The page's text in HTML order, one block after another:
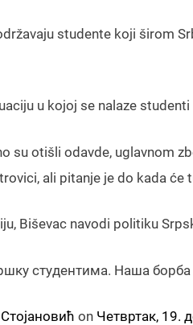
studente koji širom
u kojoj se nalaze
su otišli odavde, uglavnom
ali pitanje je do kada će
Biševac navodi politiku
студентима. Наша борба
on Четвртак, 19.